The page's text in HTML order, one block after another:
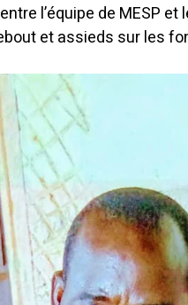
l’équipe de MESP
et assieds sur les